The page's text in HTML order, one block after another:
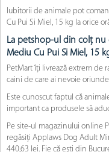
Iubitorii de animale pot
Cu Pui Si Miel, 15 kg la orice
La petshop-ul din colț nu
Mediu Cu Pui Si Miel, 15
PetMart îți livrează extrem de
caini de care ai nevoie
Este cunoscut faptul că
important ca produsele să
Pe site-ul magazinului online
regăsiți Applaws Dog Adult
440,63 lei. Fie că ești din